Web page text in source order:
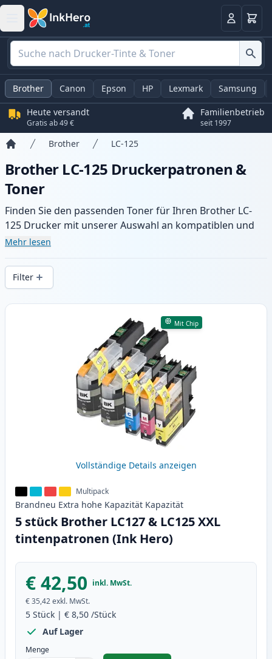
Anmelden
Brother Canon Epson HP Lexmark Samsung
Heute versandt
Gratis ab 49 €
Familienbetrieb
seit 1997
Brother LC-125
Brother LC-125 Druckerpatronen &
Toner
Finden Sie den passenden Toner für Ihren Brother LC-
125 Drucker mit unserer Auswahl an kompatiblen und
XL-Patronen. Profitieren Sie von gleichbleibender
in .
Mehr lesen
Filter
Produkte
Mit Chip
Vollständige Details anzeigen
Multipack
Brandneu Extra hohe Kapazität Kapazität
5 stück Brother LC127 & LC125 XXL
tintenpatronen (Ink Hero)
€ 42,50 inkl. MwSt.
€ 35,42exkl. MwSt.
5 Stück | € 8,50 /Stück
Auf Lager
Menge